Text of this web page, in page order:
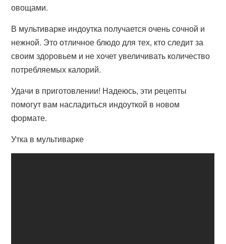
овощами.
В мультиварке индоутка получается очень сочной и
нежной. Это отличное блюдо для тех, кто следит за
своим здоровьем и не хочет увеличивать количество
потребляемых калорий.
Удачи в приготовлении! Надеюсь, эти рецепты
помогут вам насладиться индоуткой в новом
формате.
Утка в мультиварке